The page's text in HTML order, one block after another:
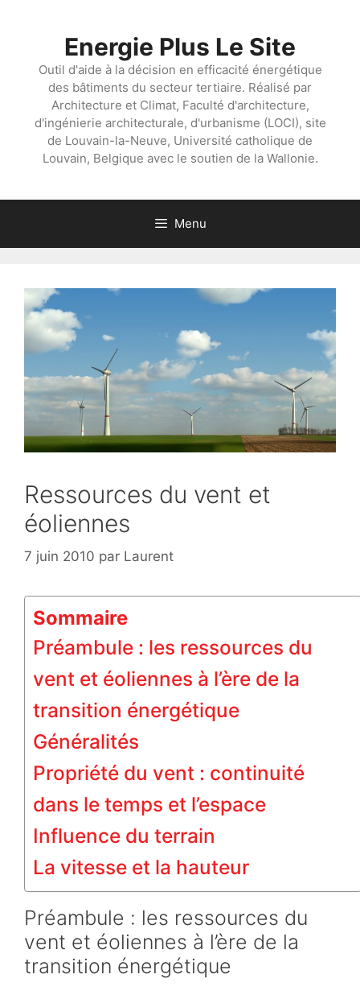
Energie Plus Le Site
Outil d'aide à la décision en efficacité énergétique
des bâtiments du secteur tertiaire. Réalisé par
Architecture et Climat, Faculté d'architecture,
d'ingénierie architecturale, d'urbanisme (LOCI), site
de Louvain-la-Neuve, Université catholique de
Louvain, Belgique avec le soutien de la Wallonie.
Menu
Ressources du vent et
éoliennes
7 juin 2010 par Laurent
Sommaire
Préambule : les ressources du
vent et éoliennes à l’ère de la
transition énergétique
Généralités
Propriété du vent : continuité
dans le temps et l’espace
Influence du terrain
La vitesse et la hauteur
Préambule : les ressources du
vent et éoliennes à l’ère de la
transition énergétique